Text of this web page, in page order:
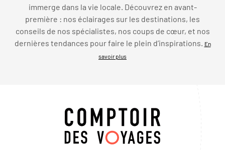
immerge dans la vie locale. Découvrez en avant-
première : nos éclairages sur les destinations, les
conseils de nos spécialistes, nos coups de cœur, et nos
dernières tendances pour faire le plein d’inspirations.
En
savoir plus